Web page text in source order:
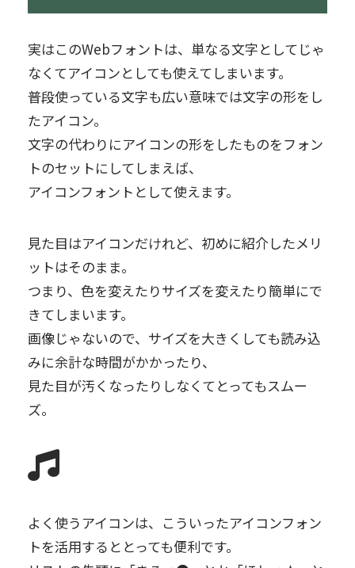
実はこのWebフォントは、単なる文字としてじゃ
なくてアイコンとしても使えてしまいます。
普段使っている文字も広い意味では文字の形をし
たアイコン。
文字の代わりにアイコンの形をしたものをフォン
トのセットにしてしまえば、
アイコンフォントとして使えます。
見た目はアイコンだけれど、初めに紹介したメリ
ットはそのまま。
つまり、色を変えたりサイズを変えたり簡単にで
きてしまいます。
画像じゃないので、サイズを大きくしても読み込
みに余計な時間がかかったり、
見た目が汚くなったりしなくてとってもスムー
ズ。
よく使うアイコンは、こういったアイコンフォン
トを活用するととっても便利です。